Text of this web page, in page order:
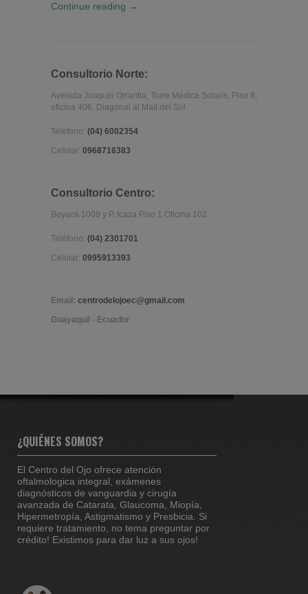
Continue reading →
Consultorio Norte:
Avenida Joaquin Orrantia, Torre Médica Solaris, Piso 8,
oficina 406. Diagonal al Mall del Sol
Teléfono: (04) 6002354
Celular: 0968716383
Consultorio Centro:
Boyacá 1009 y P. Icaza Piso 1 Oficina 102
Teléfono: (04) 2301701
Celular: 0995913393
Email: centrodelojoec@gmail.com
Guayaquil - Ecuador
¿QUIÉNES SOMOS?
El Centro del Ojo ofrece atención
oftalmologica integral, exámenes
diagnósticos de vanguardia y cirugía
avanzada de Catarata, Glaucoma, Miopía,
Hipermetropía, Astigmatismo y Presbicia. Si
requiere tratamiento, no tema preguntar por
crédito! Existimos para dar luz a sus ojos!